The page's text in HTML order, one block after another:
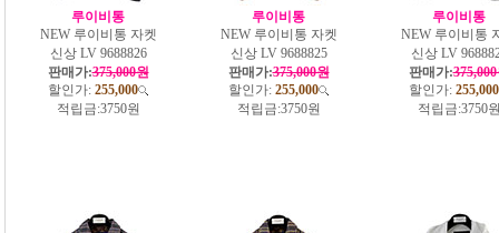
루이비통
NEW 루이비통 자켓
신상 LV 9688826
판매가:375,000원
할인가: 255,000
적립금:3750원
루이비통
NEW 루이비통 자켓
신상 LV 9688825
판매가:375,000원
할인가: 255,000
적립금:3750원
루이비통
NEW 루이비통
신상 LV
판매가:
할인가: 255,000
적립금:3750